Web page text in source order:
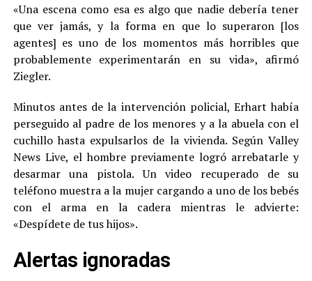
«Una escena como esa es algo que nadie debería tener
que ver jamás, y la forma en que lo superaron [los
agentes] es uno de los momentos más horribles que
probablemente experimentarán en su vida», afirmó
Ziegler.
Minutos antes de la intervención policial, Erhart había
perseguido al padre de los menores y a la abuela con el
cuchillo hasta expulsarlos de la vivienda. Según Valley
News Live, el hombre previamente logró arrebatarle y
desarmar una pistola. Un video recuperado de su
teléfono muestra a la mujer cargando a uno de los bebés
con el arma en la cadera mientras le advierte:
«Despídete de tus hijos».
Alertas ignoradas